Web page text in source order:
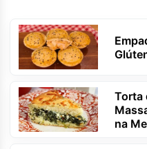
Torta
na